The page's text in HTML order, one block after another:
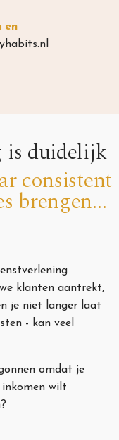
en
is duidelijk
consistent
brengen...
klanten aantrekt,
je niet langer laat
- kan veel
omdat je
inkomen wilt